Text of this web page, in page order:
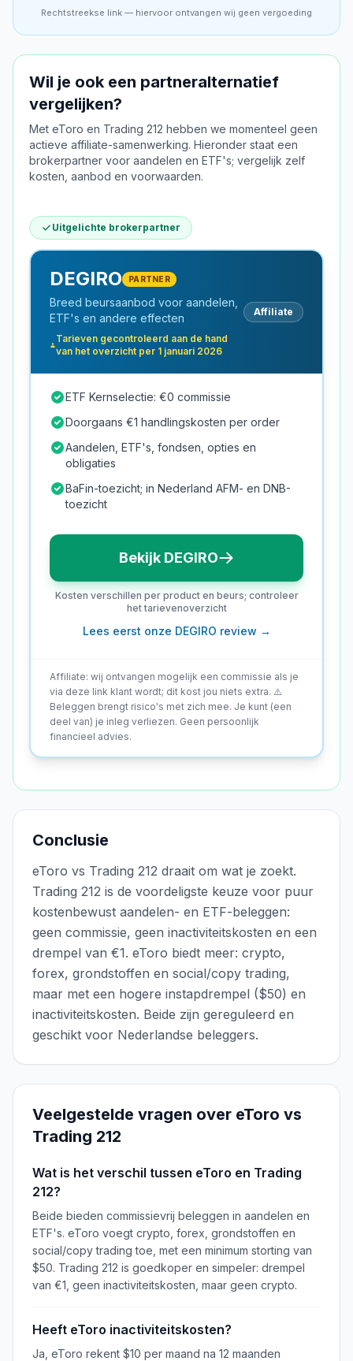
Rechtstreekse link — hiervoor ontvangen wij geen vergoeding
Wil je ook een partneralternatief
vergelijken?
Met eToro en Trading 212 hebben we momenteel geen
actieve affiliate-samenwerking. Hieronder staat een
brokerpartner voor aandelen en ETF's; vergelijk zelf
kosten, aanbod en voorwaarden.
Uitgelichte brokerpartner
DEGIRO PARTNER
Breed beursaanbod voor aandelen,
ETF's en andere effecten
Tarieven gecontroleerd aan de hand
van het overzicht per 1 januari 2026
Affiliate
ETF Kernselectie: €0 commissie
Doorgaans €1 handlingskosten per order
Aandelen, ETF's, fondsen, opties en
obligaties
BaFin-toezicht; in Nederland AFM- en DNB-
toezicht
Bekijk DEGIRO
Kosten verschillen per product en beurs; controleer
het tarievenoverzicht
Lees eerst onze DEGIRO review →
Affiliate: wij ontvangen mogelijk een commissie als je
via deze link klant wordt; dit kost jou niets extra. ⚠️
Beleggen brengt risico's met zich mee. Je kunt (een
deel van) je inleg verliezen. Geen persoonlijk
financieel advies.
Conclusie
eToro vs Trading 212 draait om wat je zoekt.
Trading 212 is de voordeligste keuze voor puur
kostenbewust aandelen- en ETF-beleggen:
geen commissie, geen inactiviteitskosten en een
drempel van €1. eToro biedt meer: crypto,
forex, grondstoffen en social/copy trading,
maar met een hogere instapdrempel ($50) en
inactiviteitskosten. Beide zijn gereguleerd en
geschikt voor Nederlandse beleggers.
Veelgestelde vragen over eToro vs
Trading 212
Wat is het verschil tussen eToro en Trading
212?
Beide bieden commissievrij beleggen in aandelen en
ETF's. eToro voegt crypto, forex, grondstoffen en
social/copy trading toe, met een minimum storting van
$50. Trading 212 is goedkoper en simpeler: drempel
van €1, geen inactiviteitskosten, maar geen crypto.
Heeft eToro inactiviteitskosten?
Ja, eToro rekent $10 per maand na 12 maanden